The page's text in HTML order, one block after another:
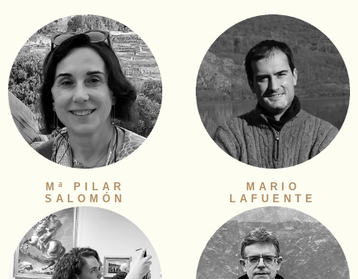
Mª PILAR
SALOMÓN
MARIO
LAFUENTE